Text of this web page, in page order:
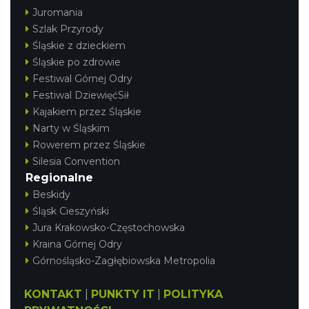
Juromania
Szlak Przyrody
Śląskie z dzieckiem
Śląskie po zdrowie
Festiwal Górnej Odry
Festiwal DziewięćSił
Kajakiem przez Śląskie
Narty w Śląskim
Rowerem przez Śląskie
Silesia Convention
Regionalne
Beskidy
Śląsk Cieszyński
Jura Krakowsko-Częstochowska
Kraina Górnej Odry
Górnośląsko-Zagłębiowska Metropolia
KONTAKT PUNKTY IT
POLITYKA